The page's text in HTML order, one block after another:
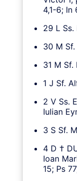
4,1-6; In
29 L
30 M
31 M
1 J Sf.
2 V Ss.
Iulian
3 S Sf.
4 D †
Ioan
15; Ps